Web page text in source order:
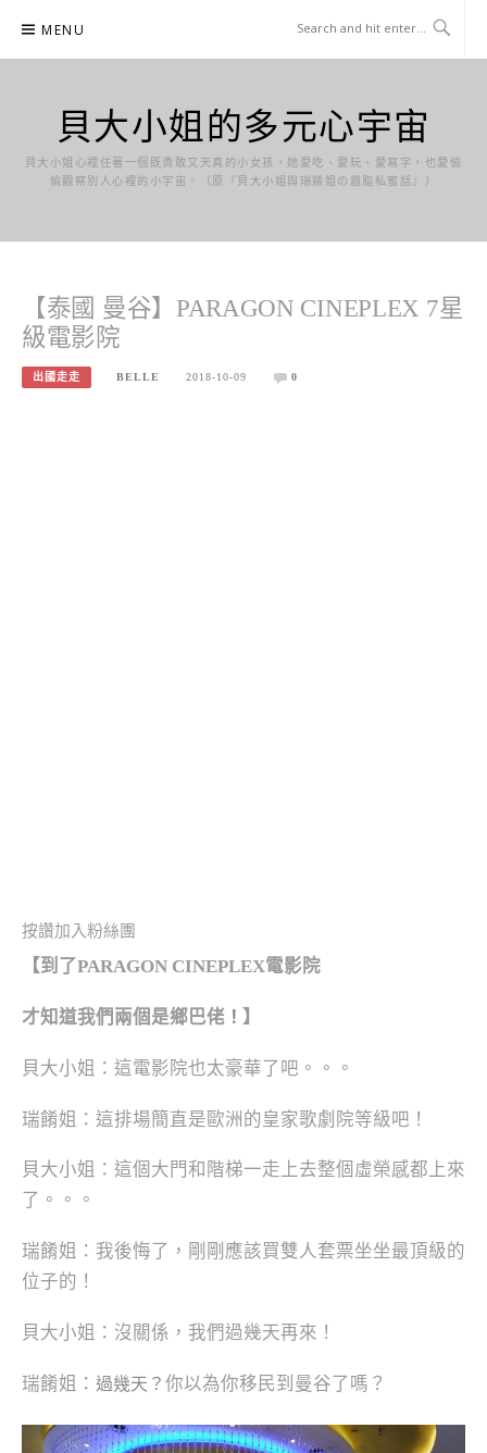
content
MENU
貝大小姐的多元心宇宙
貝大小姐心裡住著一個既勇敢又天真的小女孩，她愛吃、愛玩、愛寫字，也愛偷
偷觀察別人心裡的小宇宙。（原『貝大小姐與瑞餚姐の囂脂私蜜話』）
【泰國 曼谷】PARAGON CINEPLEX 7星
級電影院
出國走走 BELLE 2018-10-09 0
按讚加入粉絲團
【到了PARAGON CINEPLEX電影院
才知道我們兩個是鄉巴佬 ！ 】
貝大小姐：這電影院也太豪華了吧。。。
瑞餚姐：這排場簡直是歐洲的皇家歌劇院等級吧！
貝大小姐：這個大門和階梯一走上去整個虛榮感都上來
了。。。
瑞餚姐：我後悔了，剛剛應該買雙人套票坐坐最頂級的
位子的！
貝大小姐：沒關係，我們過幾天再來！
瑞餚姐： 過幾天？ 你以為你移民到曼谷了嗎？